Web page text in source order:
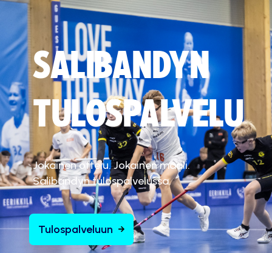
SALIBANDYN
TULOSPALVELU
Jokainen ottelu. Jokainen maali.
Salibandyn tulospalvelussa.
Tulospalveluun